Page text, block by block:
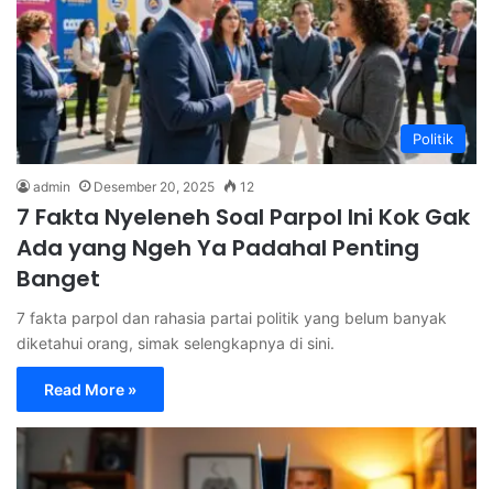
Politik
admin Desember 20, 2025 12
7 Fakta Nyeleneh Soal Parpol Ini Kok Gak
Ada yang Ngeh Ya Padahal Penting
Banget
7 fakta parpol dan rahasia partai politik yang belum banyak
diketahui orang, simak selengkapnya di sini.
Read More »